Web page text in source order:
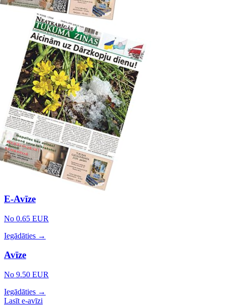
E-Avīze
No 0.65 EUR
Iegādāties →
Avīze
No 9.50 EUR
Iegādāties →
Lasīt e-avīzi